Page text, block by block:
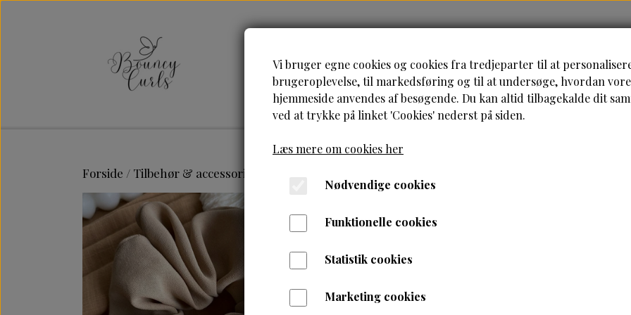
HJEM HÅRPLEJE HUDPLEJE
Forside Tilbehør & accessories
Bouncy Curls-
25,96 kr.
Vi bruger egne cookies og cookies fra tredjeparter til at
brugeroplevelse, til markedsføring og til at undersøge, hvordan
hjemmeside anvendes af besøgende. Du kan altid tilbagekalde dit
ved at trykke på linket 'Cookies' nederst på siden.
Læs mere om cookies her
Nødvendige cookies
Funktionelle cookies
Statistik cookies
Marketing cookies